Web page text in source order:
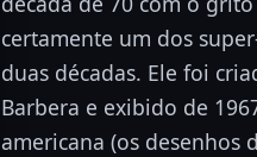
certamente um dos
duas décadas. Ele foi
Barbera e exibido de
americana (os desenhos